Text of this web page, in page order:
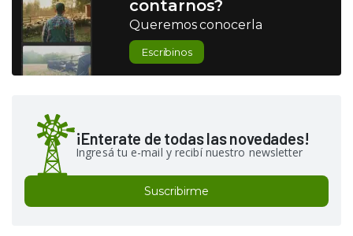
contarnos?
Queremos conocerla
Escribinos
¡Enterate de todas las novedades!
Ingresá tu e-mail y recibí nuestro newsletter
Suscribirme